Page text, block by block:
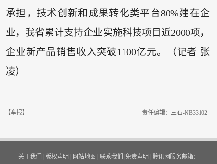
承担，技术创新和成果转化类平台80%建在企
业，我省累计支持企业实施科技项目近2000项，
企业新产品销售收入突破1100亿元。（记者 张
凌）
【举报】 责任编辑：三石-NB33102
关于我们 版权声明 网站地图 联系我们 免责声明 黔讯网服务邮箱：